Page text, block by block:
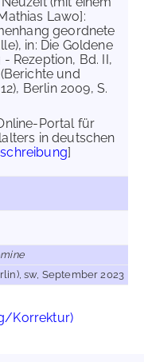
Lawo]:
geordnete
in: Die Goldene
Rezeption, Bd. II,
und
Berlin 2009, S.
Portal für
in deutschen
]
sw, September 2023
Korrektur)